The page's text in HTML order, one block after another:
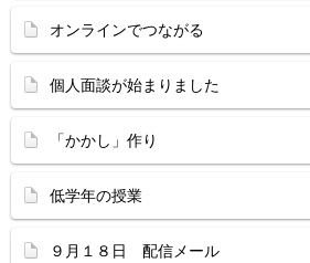
オンラインでつながる
個人面談が始まりました
「かかし」作り
低学年の授業
９月１８日 配信メール